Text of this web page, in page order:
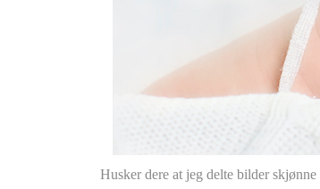
Husker dere at jeg delte bilder skjønne